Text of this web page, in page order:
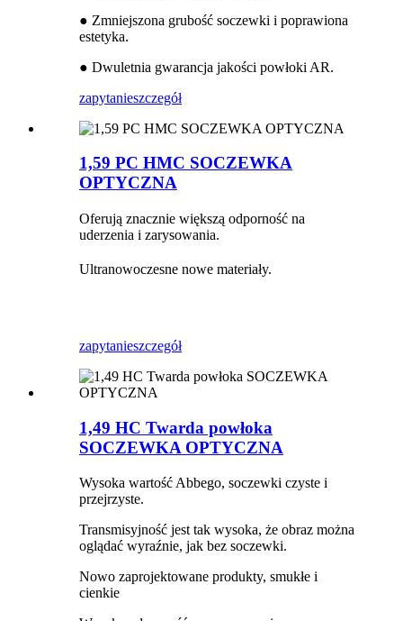
● Zmniejszona grubość soczewki i poprawiona
estetyka.
● Dwuletnia gwarancja jakości powłoki AR.
zapytanieszczegół
1,59 PC HMC SOCZEWKA
OPTYCZNA
Oferują znacznie większą odporność na
uderzenia i zarysowania.
Ultranowoczesne nowe materiały.
zapytanieszczegół
1,49 HC Twarda powłoka
SOCZEWKA OPTYCZNA
Wysoka wartość Abbego, soczewki czyste i
przejrzyste.
Transmisyjność jest tak wysoka, że ​​obraz można
oglądać wyraźnie, jak bez soczewki.
Nowo zaprojektowane produkty, smukłe i
cienkie